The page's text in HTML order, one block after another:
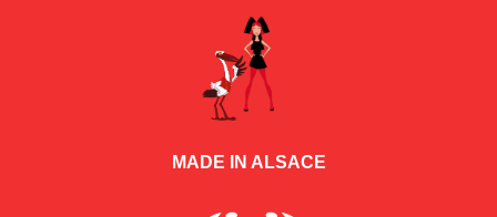
MADE IN ALSACE